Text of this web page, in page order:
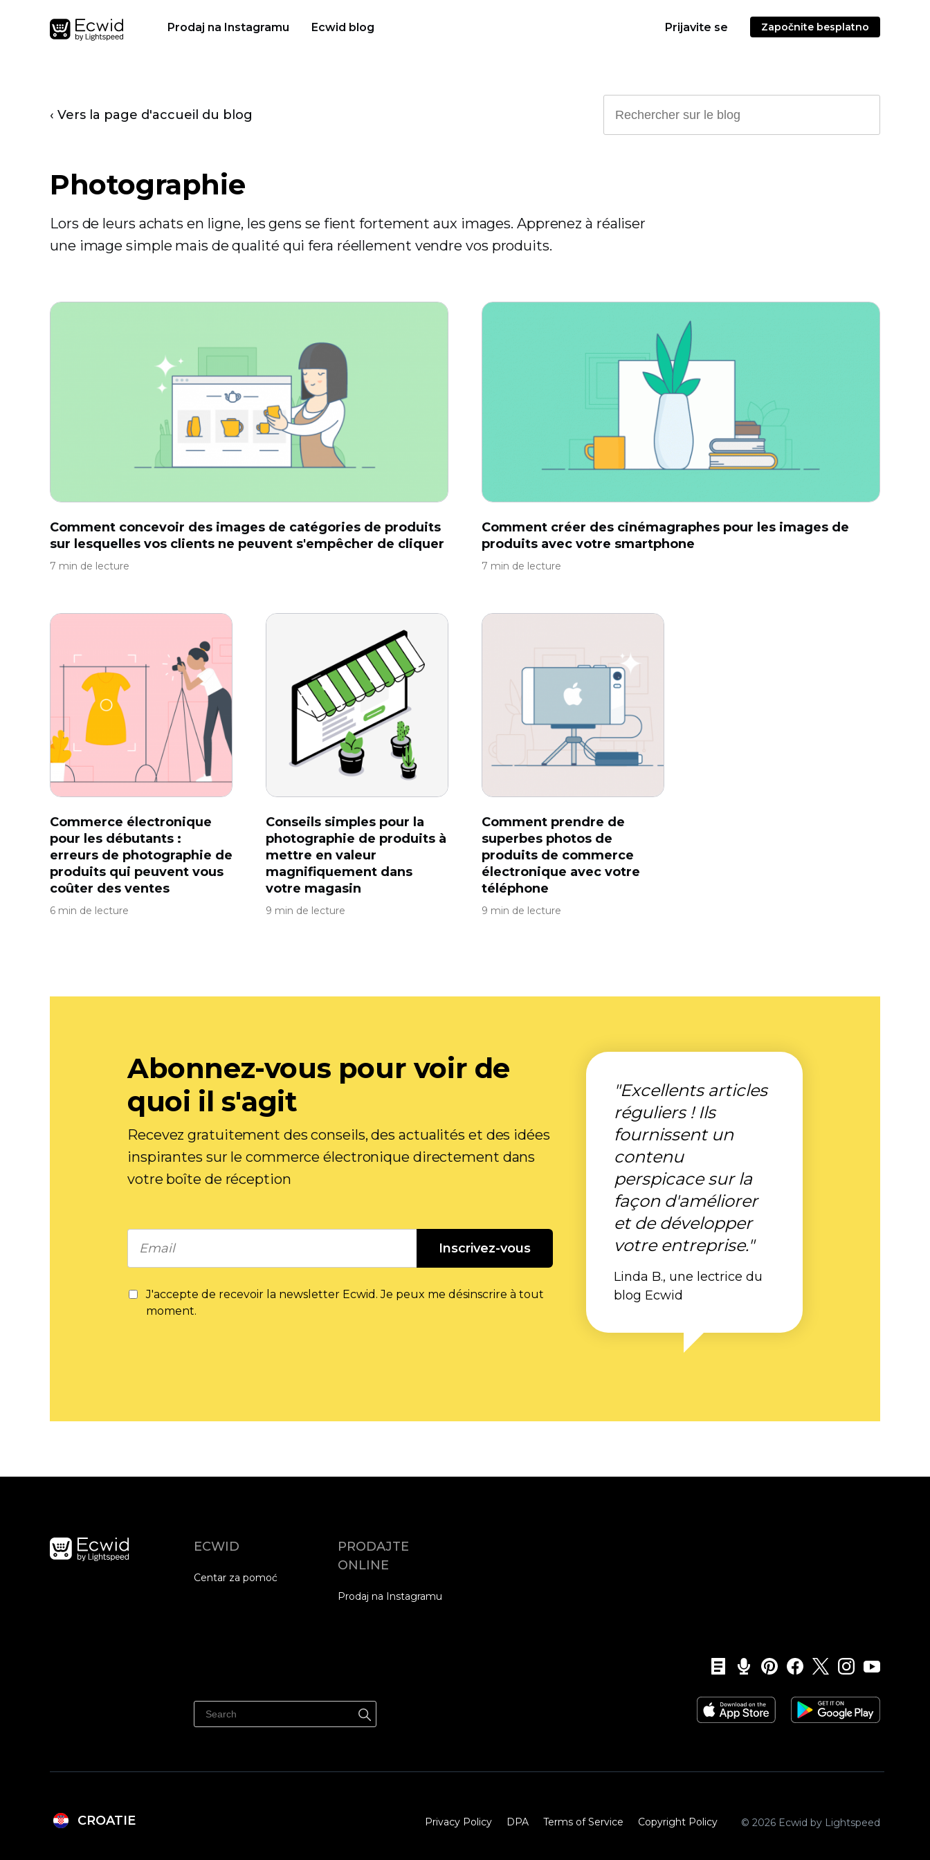
Prodaj na Instagramu Ecwid blog Prijavite se Započnite besplatno
‹ Vers la page d'accueil du blog
Photographie
Lors de leurs achats en ligne, les gens se fient fortement aux images. Apprenez à réaliser
une image simple mais de qualité qui fera réellement vendre vos produits.
Comment concevoir des images de catégories de produits
sur lesquelles vos clients ne peuvent s'empêcher de cliquer
7 min de lecture
Comment créer des cinémagraphes pour les images de
produits avec votre smartphone
7 min de lecture
Commerce électronique
pour les débutants :
erreurs de photographie de
produits qui peuvent vous
coûter des ventes
6 min de lecture
Conseils simples pour la
photographie de produits à
mettre en valeur
magnifiquement dans
votre magasin
9 min de lecture
Comment prendre de
superbes photos de
produits de commerce
électronique avec votre
téléphone
9 min de lecture
Abonnez-vous pour voir de
quoi il s'agit
Recevez gratuitement des conseils, des actualités et des idées
inspirantes sur le commerce électronique directement dans
votre boîte de réception
Inscrivez-vous
J'accepte de recevoir la newsletter Ecwid. Je peux me désinscrire à tout
moment.
"Excellents articles
réguliers ! Ils
fournissent un
contenu
perspicace sur la
façon d'améliorer
et de développer
votre entreprise."
Linda B., une lectrice du
blog Ecwid
ECWID
Centar za pomoć
PRODAJTE
ONLINE
Prodaj na Instagramu
© 2026 Ecwid by Lightspeed
Privacy Policy DPA Terms of Service Copyright Policy‎
CROATIE